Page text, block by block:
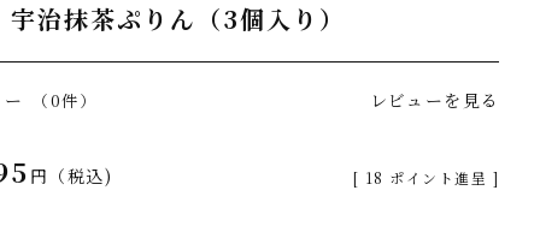
治抹茶ぷりん（3個入り）
（0件） レビューを見る
税込 [ 18 ポイント進呈 ]